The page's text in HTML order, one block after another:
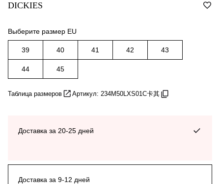
DICKIES
Выберите размер EU
39 40 41 42 43
44 45
Таблица размеров Артикул: 234M50LXS01C卡其
Доставка за 20-25 дней
Доставка за 9-12 дней